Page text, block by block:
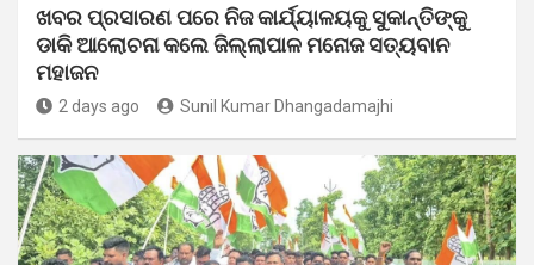
ଖବର ପ୍ରସାରଣ ପରେ ନିଜ କାର୍ଯ୍ୟାଳୟକୁ ସୁକାନ୍ତିଙ୍କୁ
ଡାକି ଆଲୋଚନା କଲେ ଜିଲ୍ଲାପାଳ ମନୋଜ ସତ୍ୟବାନ
ମହାଜନ
2 days ago Sunil Kumar Dhangadamajhi